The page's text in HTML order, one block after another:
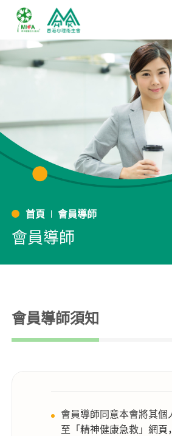
首頁 會員導師
會員導師
會員導師須知
會員導師同意本會將其個
至「精神健康急救」網頁